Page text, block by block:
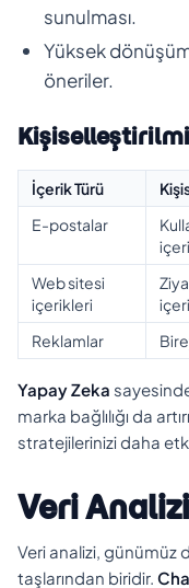
sunulması.
Yüksek
öneriler.
İçerik Türü
E-postalar
Web sitesi
içerikleri
Reklamlar
Yapay Zeka
marka bağlılığı da
stratejilerinizi daha
Veri
Veri analizi, günümüz
taşlarından biridir.